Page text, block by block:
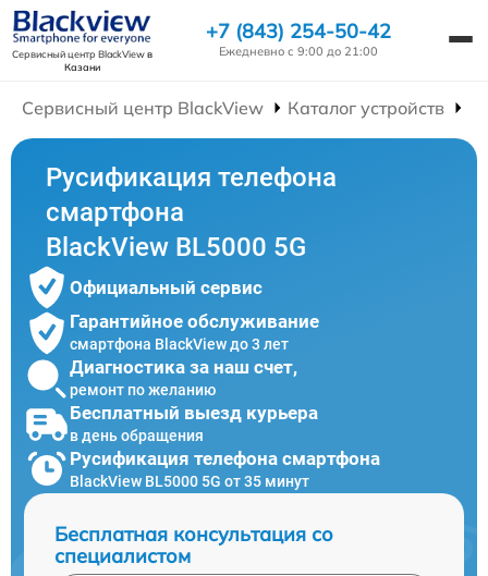
Сервисный центр BlackViewв
Казани
+7 (843) 254-50-42
Ежедневно с 9:00 до 21:00
Сервисный центр BlackView Каталог устройств
Русификация телефона
смартфона
BlackView BL5000 5G
Официальный сервис
Гарантийное обслуживание
смартфона BlackView до 3 лет
Диагностика за наш счет,
ремонт по желанию
Бесплатный выезд курьера
в день обращения
Русификация телефона смартфона
BlackView BL5000 5G от 35 минут
Бесплатная консультация со
специалистом